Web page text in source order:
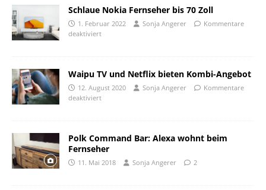
Schlaue Nokia Fernseher bis 70 Zoll
1. Februar 2022 Sonja Angerer
Kommentare
deaktiviert
Waipu TV und Netflix bieten Kombi-Angebot
12. August 2020 Sonja Angerer
Kommentare
deaktiviert
Polk Command Bar: Alexa wohnt beim
Fernseher
11. Mai 2018 Sonja Angerer 2